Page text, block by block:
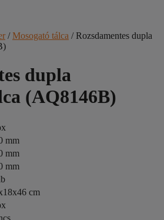
/Mosogató tálca / Rozsdamentes dupla
dupla
(AQ8146B)
mm
mm
mm
cm